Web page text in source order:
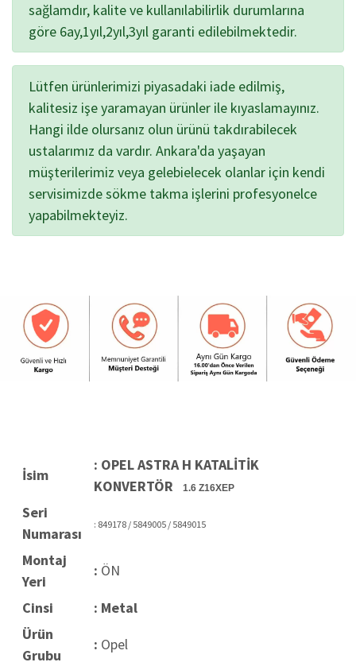
sağlamdır, kalite ve kullanılabilirlik durumlarına
göre 6ay,1yıl,2yıl,3yıl garanti edilebilmektedir.
Lütfen ürünlerimizi piyasadaki iade edilmiş,
kalitesiz işe yaramayan ürünler ile kıyaslamayınız.
Hangi ilde olursanız olun ürünü takdırabilecek
ustalarımız da vardır. Ankara'da yaşayan
müşterilerimiz veya gelebielecek olanlar için kendi
servisimizde sökme takma işlerini profesyonelce
yapabilmekteyiz.
İsim
: OPEL ASTRA H KATALİTİK
KONVERTÖR
1.6 Z16XEP
Seri
Numarası
: 849178 / 5849005 / 5849015
Montaj
Yeri
: ÖN
Cinsi
: Metal
Ürün
Grubu
: Opel